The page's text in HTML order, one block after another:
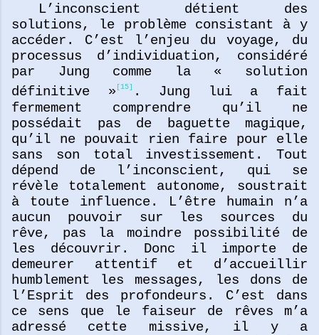
L’inconscient détient des
solutions, le problème consistant à y
accéder. C’est l’enjeu du voyage, du
processus d’individuation, considéré
par Jung comme la « solution
définitive » [15]
. Jung lui a fait
fermement comprendre qu’il ne
possédait pas de baguette magique,
qu’il ne pouvait rien faire pour elle
sans son total investissement. Tout
dépend de l’inconscient, qui se
révèle totalement autonome, soustrait
à toute influence. L’être humain n’a
aucun pouvoir sur les sources du
rêve, pas la moindre possibilité de
les découvrir. Donc il importe de
demeurer attentif et d’accueillir
humblement les messages, les dons de
l’Esprit des profondeurs. C’est dans
ce sens que le faiseur de rêves m’a
adressé cette missive, il y a